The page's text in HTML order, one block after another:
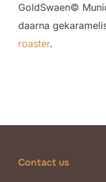
GoldSwaen©
daarna
roaster.
Contact us